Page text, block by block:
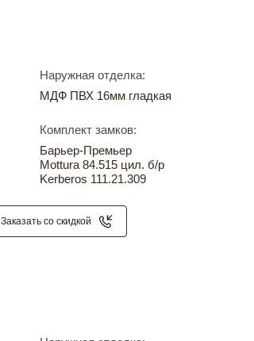
Наружная отделка:
МДФ ПВХ 16мм гладкая
Комплект замков:
Барьер-Премьер
Mottura 84.515 цил. б/р
Kerberos 111.21.309
Заказать со скидкой